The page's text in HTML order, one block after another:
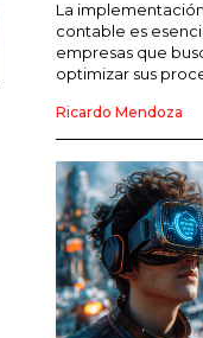
VENTA DE ENLACES
MARKETING DIGITAL
VENTAS Y
GESTIÓN DE
COMUNICACIÓN
GESTIÓN DE MARCA
La
contable es
empresas que
optimizar sus
Ricardo Mendoza